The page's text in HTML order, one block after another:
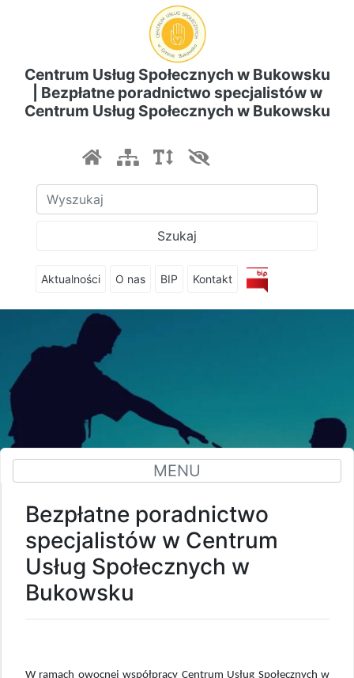
Centrum Usług Społecznych w Bukowsku
| Bezpłatne poradnictwo specjalistów w
Centrum Usług Społecznych w Bukowsku
Szukaj
Aktualności O nas BIP Kontakt
MENU
Bezpłatne poradnictwo
specjalistów w Centrum
Usług Społecznych w
Bukowsku
W ramach owocnej współpracy Centrum Usług Społecznych w